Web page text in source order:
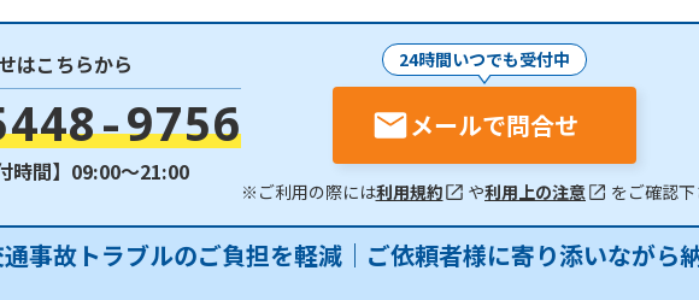
はこちらから
9756
時間】09:00〜21:00
24時間いつでも受付中
メールで問合せ
※ご利用の際には利用規約 や利用上の注意 をご確認
事故トラブルのご負担を軽減｜ご依頼者様に寄り添いながら